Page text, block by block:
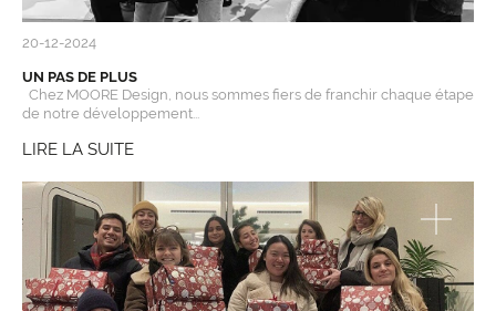
20-12-2024
UN PAS DE PLUS
Chez MOORE Design, nous sommes fiers de franchir chaque étape
de notre développement...
LIRE LA SUITE